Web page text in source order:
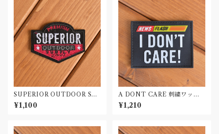
SUPERIOR OUTDOOR SU
PLY 刺繍ワッペン Patch
¥1,100
A DONT CARE 刺繍ワッペ
ン Patch
¥1,210